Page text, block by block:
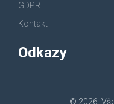
GDPR
Kontakt
Odkazy
© 2026.